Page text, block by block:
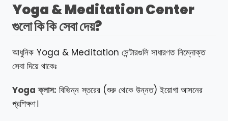
Yoga & Meditation Center
গুলো কি কি সেবা দেয়?
আধুনিক Yoga & Meditation সেন্টারগুলি সাধারণত নিম্নোক্ত
সেবা দিয়ে থাকেঃ
Yoga ক্লাস: বিভিন্ন স্তরের (শুরু থেকে উন্নত) ইয়োগা আসনের
প্রশিক্ষণ।